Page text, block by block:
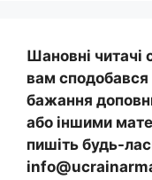
Шановні
вам
бажання
або іншими
пишіть будь-